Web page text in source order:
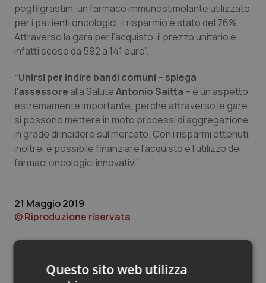
Valle D’Aosta
Veneto
Oncodermatologia
Oncoematologia
Oncologia & Nutrizione
Psoriasi & pelle
Quotidiano Cardiologia
Quotidiano Chirurgia
Quotidiano Oncologia
Rene & patologie urogenitali
pegfilgrastim, un farmaco immunostimolante utilizzato
per i pazienti oncologici, il risparmio è stato del 76%.
Attraverso la gara per l’acquisto, il prezzo unitario è
infatti sceso da 592 a 141 euro”.
“Unirsi per indire bandi comuni – spiega
l’assessore alla SaluteAntonio Saitta – è un aspetto
estremamente importante, perché attraverso le gare
si possono mettere in moto processi di aggregazione
in grado di incidere sul mercato. Con i risparmi ottenuti,
inoltre, è possibile finanziare l'acquisto e l'utilizzo dei
farmaci oncologici innovativi”.
21 Maggio 2019
© Riproduzione riservata
Questo sito web utilizza